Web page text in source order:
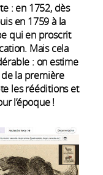
: en 1752, dès
en 1759 à la
qui en proscrit
Mais cela
: on estime
de la première
les rééditions et
l’époque !